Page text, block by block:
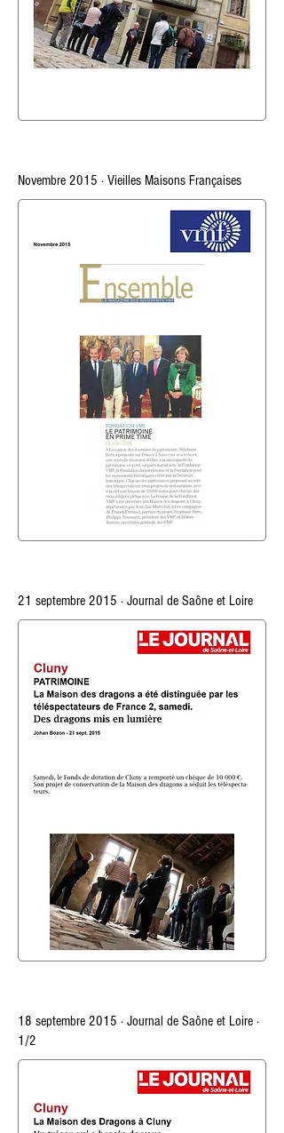
Novembre 2015 · Vieilles Maisons Françaises
21 septembre 2015 · Journal de Saône et Loire
18 septembre 2015 · Journal de Saône et Loire ·
1/2